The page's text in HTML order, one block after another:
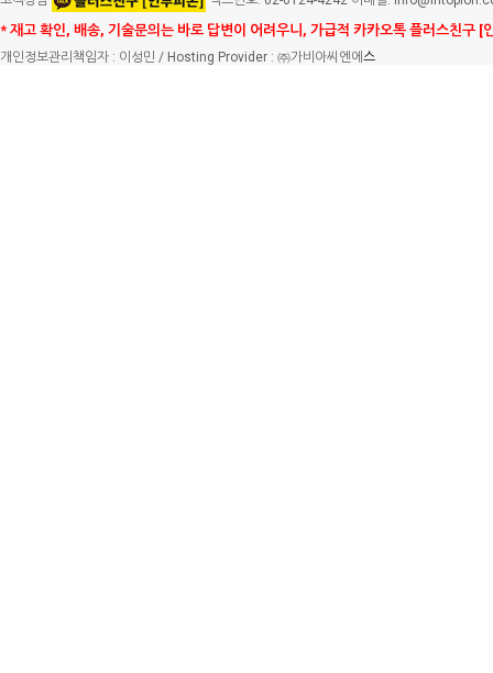
* 재고 확인, 배송, 기술문의는 바로 답변이 어려우니, 가급적 카카오톡 플러스친구 [
개인정보관리책임자 : 이성민 / Hosting Provider : ㈜가비아씨엔에 스